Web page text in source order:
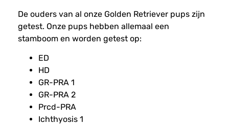
De ouders van al onze Golden Retriever pups zijn
getest. Onze pups hebben allemaal een
stamboom en worden getest op:
ED
HD
GR-PRA 1
GR-PRA 2
Prcd-PRA
Ichthyosis 1